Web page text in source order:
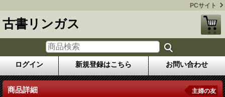
PCサイト
古書リンガス
ログイン 新規登録はこちら お問い合わせ
商品詳細 主婦の友